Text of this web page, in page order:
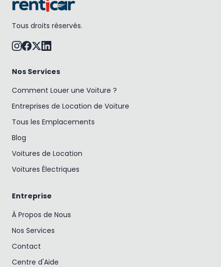
Tous droits réservés.
Nos Services
Comment Louer une Voiture ?
Entreprises de Location de Voiture
Tous les Emplacements
Blog
Voitures de Location
Voitures Électriques
Entreprise
À Propos de Nous
Nos Services
Contact
Centre d'Aide